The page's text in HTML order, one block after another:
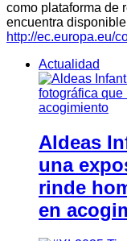
como plataforma de
encuentra
http://ec.europa.eu/
Actualidad
Aldeas
una
rinde
en